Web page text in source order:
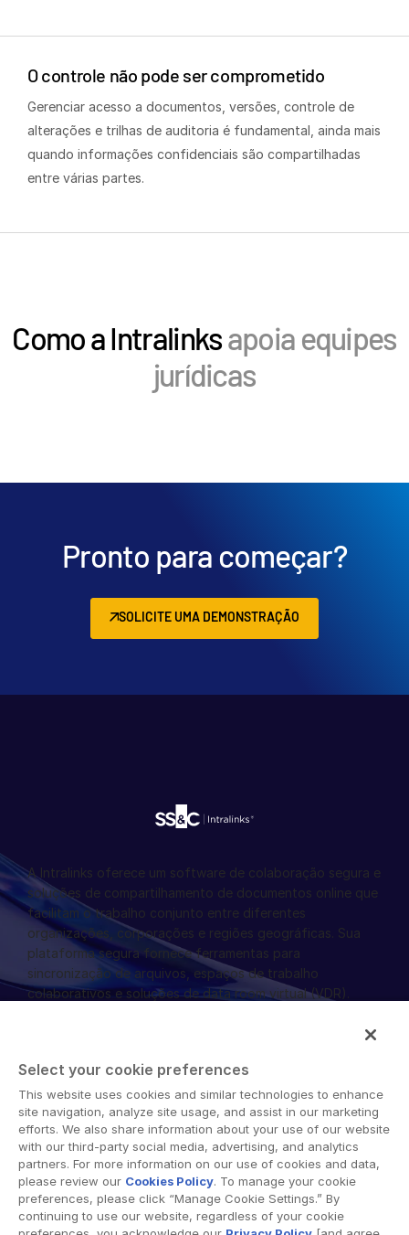
Dutch
O controle não pode ser comprometido
Gerenciar acesso a documentos, versões, controle de
alterações e trilhas de auditoria é fundamental, ainda mais
quando informações confidenciais são compartilhadas
entre várias partes.
Como a Intralinksapoia equipes
jurídicas
Pronto para começar?
SOLICITE UMA DEMONSTRAÇÃO
A Intralinks oferece um software de colaboração segura e
soluções de compartilhamento de documentos online que
facilitam o trabalho conjunto entre diferentes
organizações, corporações e regiões geográficas. Sua
plataforma segura fornece ferramentas para
sincronização de arquivos, espaços de trabalho
colaborativos e soluções de data room virtual (VDR).
© 2026 Intralinks, SS&C Inc.
Select your cookie preferences
This website uses cookies and similar technologies to enhance
site navigation, analyze site usage, and assist in our marketing
efforts. We also share information about your use of our website
with our third-party social media, advertising, and analytics
partners. For more information on our use of cookies and data,
please review our Cookies Policy. To manage your cookie
preferences, please click “Manage Cookie Settings.” By
continuing to use our website, regardless of your cookie